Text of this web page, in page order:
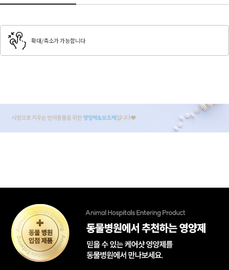
확대/축소가 가능합니다